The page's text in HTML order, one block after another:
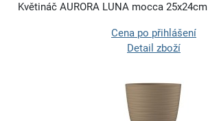
Květináč AURORA LUNA mocca 25x24cm
Cena po přihlášení
Detail zboží